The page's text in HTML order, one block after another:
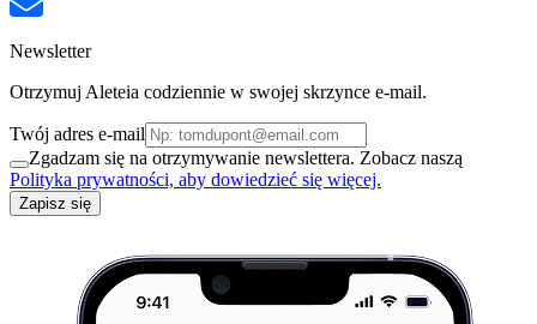
Newsletter
Otrzymuj Aleteia codziennie w swojej skrzynce e-mail.
Twój adres e-mail
Zgadzam się na otrzymywanie newslettera. Zobacz naszą
Polityka prywatności, aby dowiedzieć się więcej.
Zapisz się